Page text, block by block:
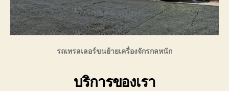
รถเทรลเลอร์ขนย้ายเครื่องจักรกลหนัก
บริการของเรา